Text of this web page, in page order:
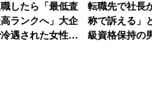
職したら「最低査
ランクへ」大企
遇された女性の
転職先で社長
称で訴える」
級資格保持